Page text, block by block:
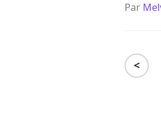
Par
<